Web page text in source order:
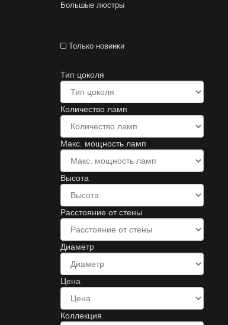
Большые люстры
Только новинки
Тип цоколя
Количество ламп
Макс. мощность ламп
Высота
Расстояние от стены
Диаметр
Цена
Коллекция